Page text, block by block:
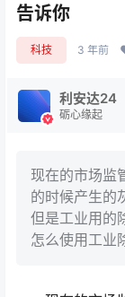
告诉你
科技 3 年前
利安达24
砺心缘起
现在的市场监
的时候产生的
但是工业用的
怎么使用工业